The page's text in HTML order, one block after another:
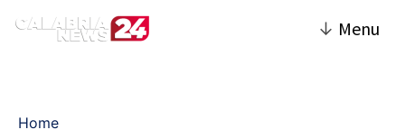
↓ Menu
Home